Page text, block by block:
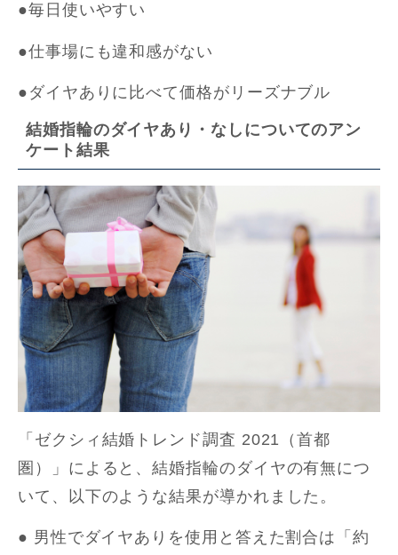
●毎日使いやすい
●仕事場にも違和感がない
●ダイヤありに比べて価格がリーズナブル
結婚指輪のダイヤあり・なしについてのアン
ケート結果
「ゼクシィ結婚トレンド調査 2021（首都
圏）」によると、結婚指輪のダイヤの有無につ
いて、以下のような結果が導かれました。
● 男性でダイヤありを使用と答えた割合は「約